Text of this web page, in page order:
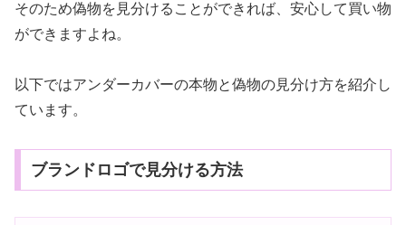
そのため偽物を見分けることができれば、安心して買い物
ができますよね。
以下ではアンダーカバーの本物と偽物の見分け方を紹介し
ています。
ブランドロゴで見分ける方法